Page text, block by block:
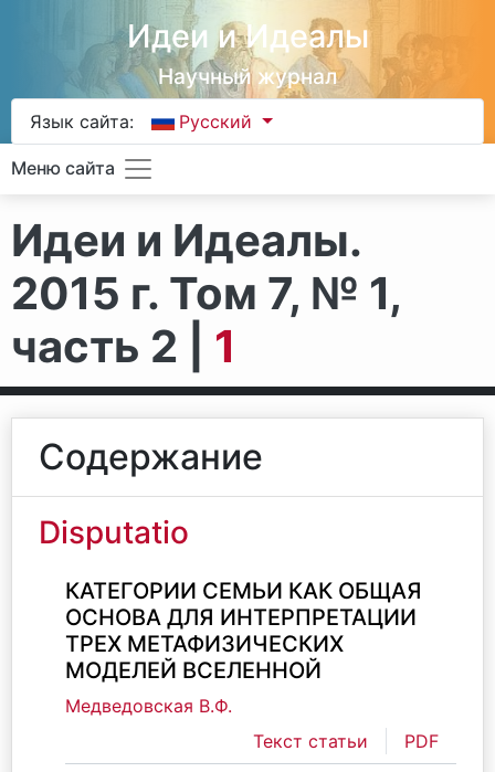
Идеи и Идеалы
Научный журнал
Язык сайта: Русский
Меню сайта
Идеи и Идеалы.
2015 г. Том 7, № 1,
часть 2 | 1
Содержание
Disputatio
КАТЕГОРИИ СЕМЬИ КАК ОБЩАЯ
ОСНОВА ДЛЯ ИНТЕРПРЕТАЦИИ
ТРЕХ МЕТАФИЗИЧЕСКИХ
МОДЕЛЕЙ ВСЕЛЕННОЙ
Медведовская В.Ф.
Текст статьи
PDF